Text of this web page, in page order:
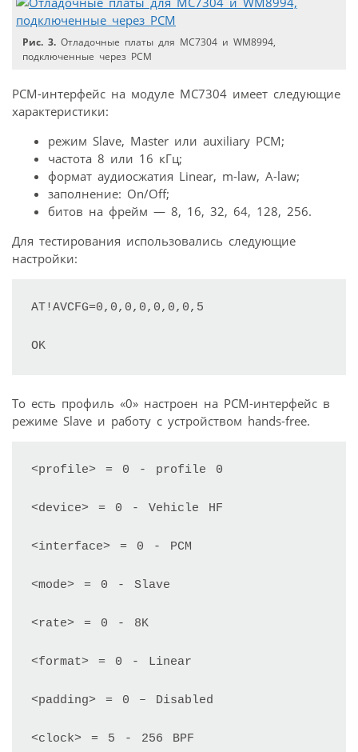
Рис. 3. Отладочные платы для MC7304 и WM8994,
подключенные через PCM
РСM-интерфейс на модуле MC7304 имеет следующие
характеристики:
режим Slave, Master или auxiliary PCM;
частота 8 или 16 кГц;
формат аудиосжатия Linear, m-law, A-law;
заполнение: On/Off;
битов на фрейм — 8, 16, 32, 64, 128, 256.
Для тестирования использовались следующие
настройки:
АТ!AVCFG=0,0,0,0,0,0,0,5
OK
То есть профиль «0» настроен на PCM-интерфейс в
режиме Slave и работу с устройством hands-free.
<profile> = 0 - profile 0
<device> = 0 - Vehicle HF
<interface> = 0 - PCM
<mode> = 0 - Slave
<rate> = 0 - 8K
<format> = 0 - Linear
<padding> = 0 – Disabled
<clock> = 5 - 256 BPF